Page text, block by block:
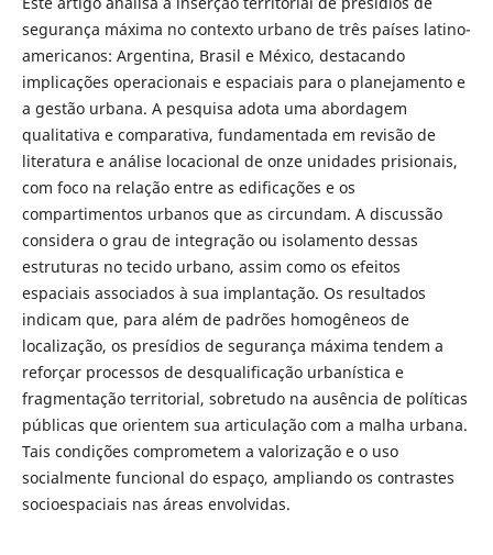
segurança máxima no contexto urbano de três países latino-
americanos: Argentina, Brasil e México, destacando
implicações operacionais e espaciais para o planejamento e
a gestão urbana. A pesquisa adota uma abordagem
qualitativa e comparativa, fundamentada em revisão de
literatura e análise locacional de onze unidades prisionais,
com foco na relação entre as edificações e os
compartimentos urbanos que as circundam. A discussão
considera o grau de integração ou isolamento dessas
estruturas no tecido urbano, assim como os efeitos
espaciais associados à sua implantação. Os resultados
indicam que, para além de padrões homogêneos de
localização, os presídios de segurança máxima tendem a
reforçar processos de desqualificação urbanística e
fragmentação territorial, sobretudo na ausência de políticas
públicas que orientem sua articulação com a malha urbana.
Tais condições comprometem a valorização e o uso
socialmente funcional do espaço, ampliando os contrastes
socioespaciais nas áreas envolvidas.